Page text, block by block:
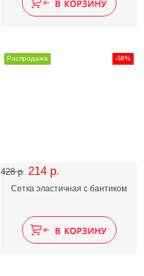
428 р. 214 р.
-50%
Распродажа
Сетка эластичная с бантиком